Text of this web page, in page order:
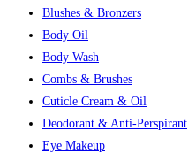
Blushes & Bronzers
Body Oil
Body Wash
Combs & Brushes
Cuticle Cream & Oil
Deodorant & Anti-Perspirant
Eye Makeup